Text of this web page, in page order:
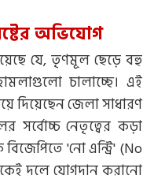
অভিযোগ
যে, তৃণমূল ছেড়ে বহু
চালাচ্ছে। এই
দিয়েছেন জেলা সাধারণ
সর্বোচ্চ নেতৃত্বের কড়া
'নো এন্ট্রি' (No
দলে যোগদান করানো